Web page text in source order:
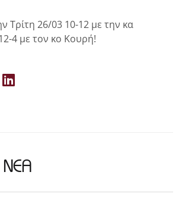
Τρίτη 26/03 10-12 με την κα
4 με τον κο Κουρή!
ΝΕΑ